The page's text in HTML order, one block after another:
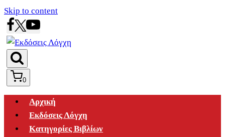
Skip to content
0
Αρχική
Εκδόσεις Λόγχη
Κατηγορίες Βιβλίων